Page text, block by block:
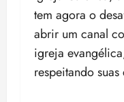
tem agora o
abrir um canal
igreja
respeitando suas